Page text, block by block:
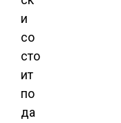
и
со
сто
ит
по
да